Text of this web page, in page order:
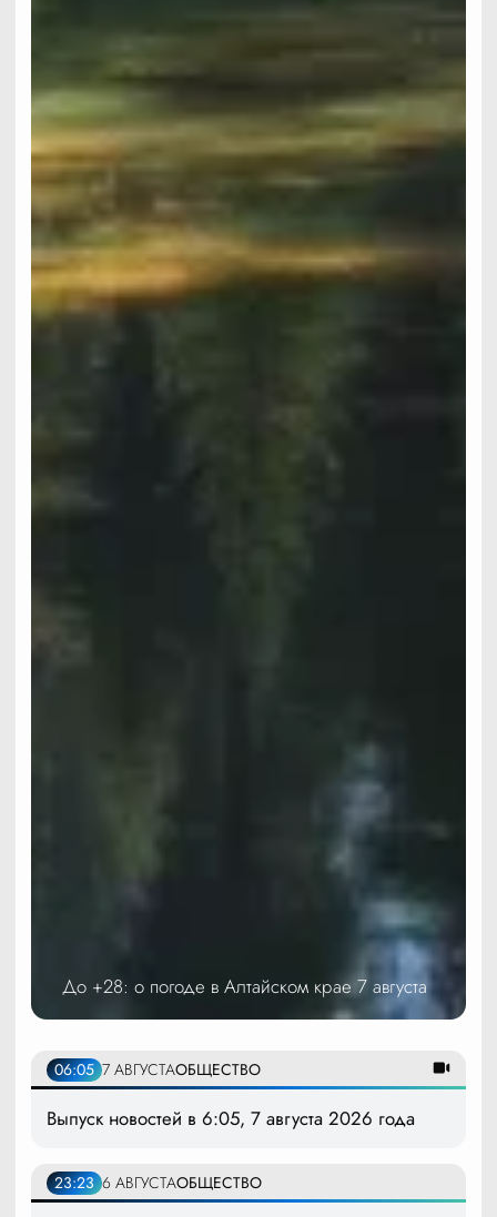
До +28: о погоде в Алтайском крае 7 августа
06:05 7 АВГУСТАОБЩЕСТВО
Выпуск новостей в 6:05, 7 августа 2026 года
23:23 6 АВГУСТАОБЩЕСТВО